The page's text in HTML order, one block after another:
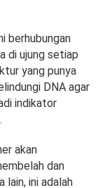
berhubungan
di ujung setiap
yang punya
DNA agar
indikator
akan
dan
lain, ini adalah